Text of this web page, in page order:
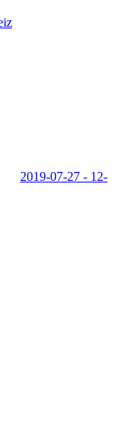
2019-07-27 - 12-